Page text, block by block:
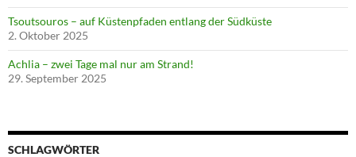
Tsoutsouros – auf Küstenpfaden entlang der Südküste
2. Oktober 2025
Achlia – zwei Tage mal nur am Strand!
29. September 2025
SCHLAGWÖRTER